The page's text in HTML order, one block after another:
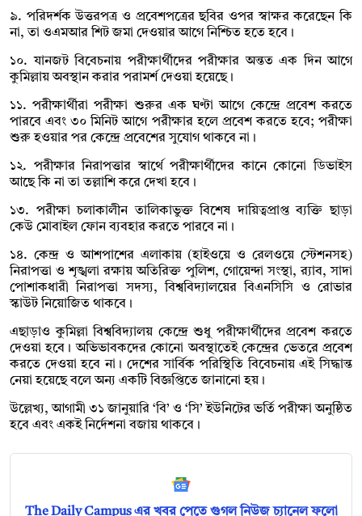
৯. পরিদর্শক উত্তরপত্র ও প্রবেশপত্রের ছবির ওপর স্বাক্ষর করেছেন কি
না, তা ওএমআর শিট জমা দেওয়ার আগে নিশ্চিত হতে হবে।
১০. যানজট বিবেচনায় পরীক্ষার্থীদের পরীক্ষার অন্তত এক দিন আগে
কুমিল্লায় অবস্থান করার পরামর্শ দেওয়া হয়েছে।
১১. পরীক্ষার্থীরা পরীক্ষা শুরুর এক ঘণ্টা আগে কেন্দ্রে প্রবেশ করতে
পারবে এবং ৩০ মিনিট আগে পরীক্ষার হলে প্রবেশ করতে হবে; পরীক্ষা
শুরু হওয়ার পর কেন্দ্রে প্রবেশের সুযোগ থাকবে না।
১২. পরীক্ষার নিরাপত্তার স্বার্থে পরীক্ষার্থীদের কানে কোনো ডিভাইস
আছে কি না তা তল্লাশি করে দেখা হবে।
১৩. পরীক্ষা চলাকালীন তালিকাভুক্ত বিশেষ দায়িত্বপ্রাপ্ত ব্যক্তি ছাড়া
কেউ মোবাইল ফোন ব্যবহার করতে পারবে না।
১৪. কেন্দ্র ও আশপাশের এলাকায় (হাইওয়ে ও রেলওয়ে স্টেশনসহ)
নিরাপত্তা ও শৃঙ্খলা রক্ষায় অতিরিক্ত পুলিশ, গোয়েন্দা সংস্থা, র‍্যাব, সাদা
পোশাকধারী নিরাপত্তা সদস্য, বিশ্ববিদ্যালয়ের বিএনসিসি ও রোভার
স্কাউট নিয়োজিত থাকবে।
এছাড়াও কুমিল্লা বিশ্ববিদ্যালয় কেন্দ্রে শুধু পরীক্ষার্থীদের প্রবেশ করতে
দেওয়া হবে। অভিভাবকদের কোনো অবস্থাতেই কেন্দ্রের ভেতরে প্রবেশ
করতে দেওয়া হবে না। দেশের সার্বিক পরিস্থিতি বিবেচনায় এই সিদ্ধান্ত
নেয়া হয়েছে বলে অন্য একটি বিজ্ঞপ্তিতে জানানো হয়।
উল্লেখ্য, আগামী ৩১ জানুয়ারি ‘বি’ ও ‘সি’ ইউনিটের ভর্তি পরীক্ষা অনুষ্ঠিত
হবে এবং একই নির্দেশনা বজায় থাকবে।
The Daily Campus এর খবর পেতে গুগল নিউজ চ্যানেল ফলো